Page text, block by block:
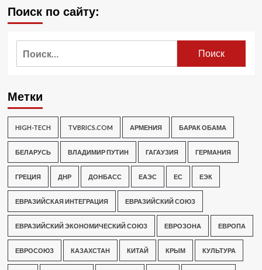
Поиск по сайту:
Метки
HIGH-TECH TVBRICS.COM АРМЕНИЯ БАРАК ОБАМА
БЕЛАРУСЬ ВЛАДИМИР ПУТИН ГАГАУЗИЯ ГЕРМАНИЯ
ГРЕЦИЯ ДНР ДОНБАСС ЕАЭС ЕС ЕЭК
ЕВРАЗИЙСКАЯ ИНТЕГРАЦИЯ ЕВРАЗИЙСКИЙ СОЮЗ
ЕВРАЗИЙСКИЙ ЭКОНОМИЧЕСКИЙ СОЮЗ ЕВРОЗОНА ЕВРОПА
ЕВРОСОЮЗ КАЗАХСТАН КИТАЙ КРЫМ КУЛЬТУРА